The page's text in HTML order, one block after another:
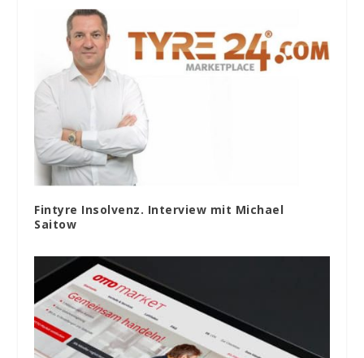
Fintyre Insolvenz. Interview mit Michael
Saitow